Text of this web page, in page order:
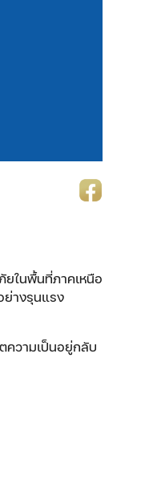
ยในพื้นที่ภาคเหนือ
ย่างรุนแรง
ความเป็นอยู่กลับ